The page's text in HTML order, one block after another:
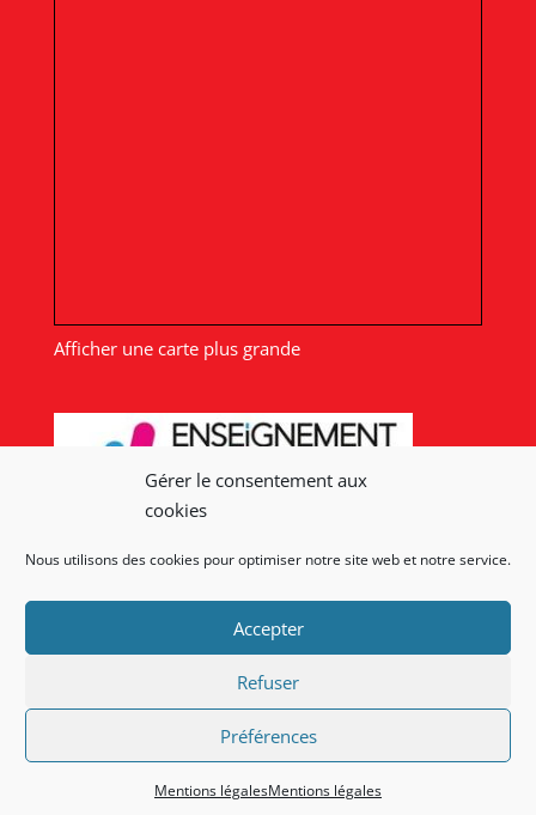
Gérer le consentement aux
cookies
Nous utilisons des cookies pour optimiser notre site web et notre service.
Accepter
Refuser
Préférences
Mentions légalesMentions légales
Afficher une carte plus grande
Nos liens